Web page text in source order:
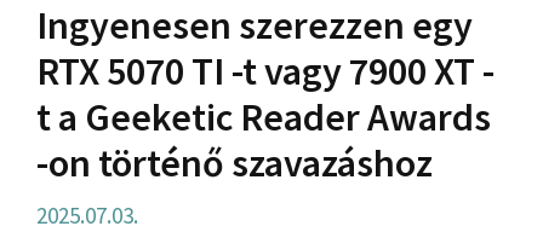
Ingyenesen szerezzen egy
RTX 5070 TI -t vagy 7900 XT -
t a Geeketic Reader Awards
-on történő szavazáshoz
2025.07.03.